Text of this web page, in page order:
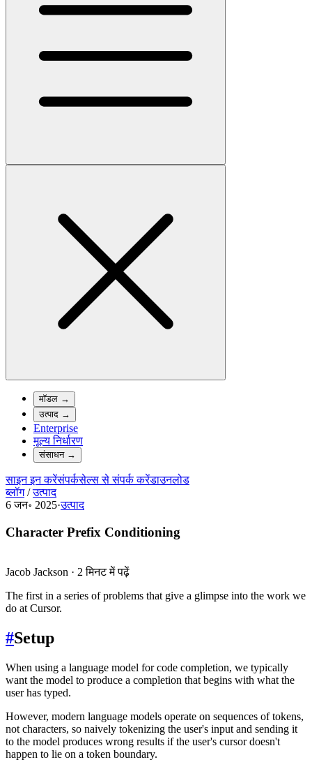
मॉडल →
उत्पाद →
Enterprise
मूल्य निर्धारण
संसाधन→
साइन इन करेंसंपर्कसेल्स से संपर्क करेंडाउनलोड
ब्लॉग / उत्पाद
6 जन॰ 2025·उत्पाद
Character Prefix Conditioning
Jacob Jackson · 2 मिनट में पढ़ें
The first in a series of problems that give a glimpse into the work we
do at Cursor.
#Setup
When using a language model for code completion, we typically
want the model to produce a completion that begins with what the
user has typed.
However, modern language models operate on sequences of tokens,
not characters, so naively tokenizing the user's input and sending it
to the model produces wrong results if the user's cursor doesn't
happen to lie on a token boundary.